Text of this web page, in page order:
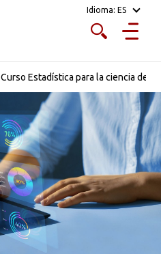
Idioma: ES
Curso Estadística para la ciencia de